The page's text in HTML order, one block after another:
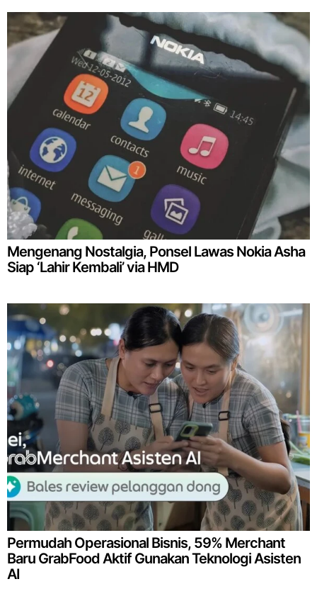
Mengenang Nostalgia, Ponsel Lawas Nokia Asha
Siap ‘Lahir Kembali’ via HMD
Permudah Operasional Bisnis, 59% Merchant
Baru GrabFood Aktif Gunakan Teknologi Asisten
AI